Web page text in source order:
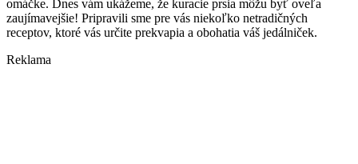
omáčke. Dnes vám ukážeme, že kuracie prsia môžu byť oveľa
zaujímavejšie! Pripravili sme pre vás niekoľko netradičných
receptov, ktoré vás určite prekvapia a obohatia váš jedálniček.
Reklama